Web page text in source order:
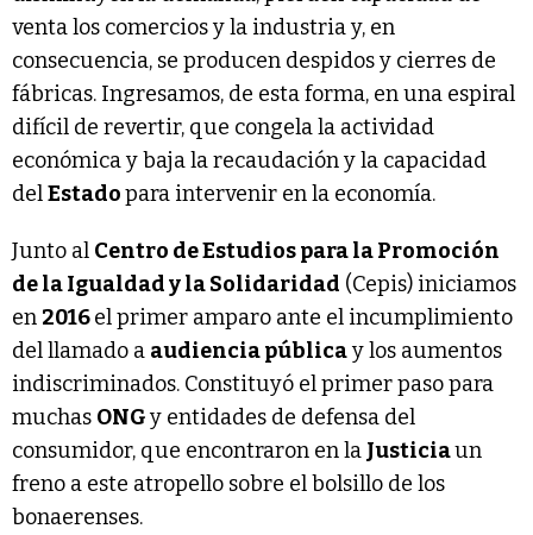
venta los comercios y la industria y, en
consecuencia, se producen despidos y cierres de
fábricas. Ingresamos, de esta forma, en una espiral
difícil de revertir, que congela la actividad
económica y baja la recaudación y la capacidad
delEstadopara intervenir en la economía.
Junto al Centro de Estudios para la Promoción
de la Igualdad y la Solidaridad (Cepis) iniciamos
en 2016el primer amparo ante el incumplimiento
del llamado a audiencia públicay los aumentos
indiscriminados. Constituyó el primer paso para
muchas ONGy entidades de defensa del
consumidor, que encontraron en la Justiciaun
freno a este atropello sobre el bolsillo de los
bonaerenses.